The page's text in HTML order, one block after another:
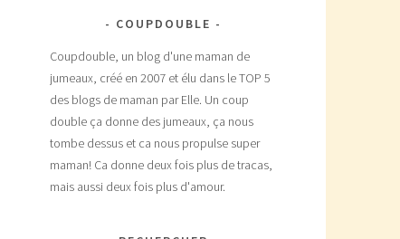
COUPDOUBLE
Coupdouble, un blog d'une maman de
jumeaux, créé en 2007 et élu dans le TOP 5
des blogs de maman par Elle. Un coup
double ça donne des jumeaux, ça nous
tombe dessus et ca nous propulse super
maman! Ca donne deux fois plus de tracas,
mais aussi deux fois plus d'amour.